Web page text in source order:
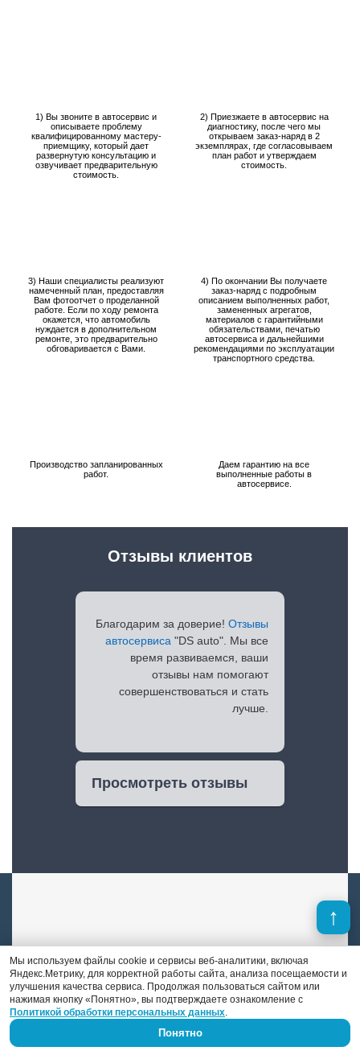
1) Вы звоните в автосервис и
описываете проблему
квалифицированному мастеру-
приемщику, который дает
развернутую консультацию и
озвучивает предварительную
стоимость.
2) Приезжаете в автосервис на
диагностику, после чего мы
открываем заказ-наряд в 2
экземплярах, где согласовываем
план работ и утверждаем
стоимость.
3) Наши специалисты реализуют
намеченный план, предоставляя
Вам фотоотчет о проделанной
работе. Если по ходу ремонта
окажется, что автомобиль
нуждается в дополнительном
ремонте, это предварительно
обговаривается с Вами.
4) По окончании Вы получаете
заказ-наряд с подробным
описанием выполненных работ,
замененных агрегатов,
материалов с гарантийными
обязательствами, печатью
автосервиса и дальнейшими
рекомендациями по эксплуатации
транспортного средства.
Производство запланированных
работ.
Даем гарантию на все
выполненные работы в
автосервисе.
Благодарим за доверие! Отзывы
автосервиса "DS auto". Мы все
время развиваемся, ваши
отзывы нам помогают
совершенствоваться и стать
лучше.
Просмотреть отзывы
Отзывы клиентов
Александр Иванов
Мастер шиномонтажа и специалист по
правке дисков и полировке авто. Его стаж
Мы используем файлы cookie и сервисы веб-аналитики, включая
Яндекс.Метрику, для корректной работы сайта, анализа посещаемости и
улучшения качества сервиса. Продолжая пользоваться сайтом или
нажимая кнопку «Понятно», вы подтверждаете ознакомление с
Политикой обработки персональных данных.
Понятно